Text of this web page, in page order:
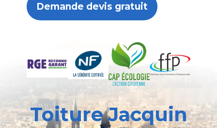
Demande devis gratuit
Toiture Jacquin